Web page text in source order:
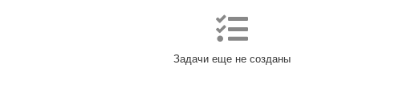
Задачи еще не созданы